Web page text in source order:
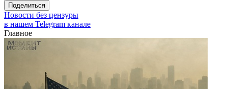
Поделиться
Новости без цензуры
в нашем Telegram канале
Главное